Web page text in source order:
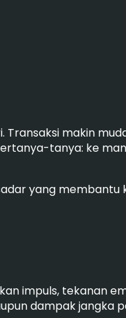
makin
tanya: ke
yang membantu
impuls, tekanan
dampak jangka